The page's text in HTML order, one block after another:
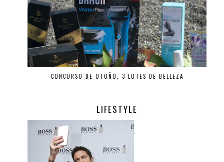
CONCURSO DE OTOÑO, 3 LOTES DE BELLEZA
LIFESTYLE